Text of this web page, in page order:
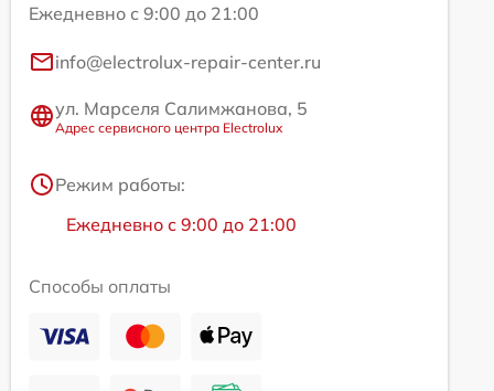
Ежедневно с 9:00 до 21:00
info@electrolux-repair-center.ru
ул. Марселя Салимжанова, 5
Адрес сервисного центра Electrolux
Режим работы:
Ежедневно с 9:00 до 21:00
Способы оплаты